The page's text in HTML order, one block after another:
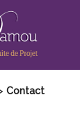
Contact